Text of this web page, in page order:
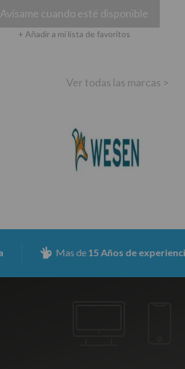
Avísame cuando esté disponible
+ Añadir a mi lista de favoritos
Ver todas las marcas >
Mas de15 Años de experiencia